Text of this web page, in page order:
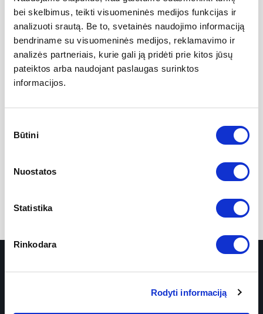
bei skelbimus, teikti visuomeninės medijos funkcijas ir
analizuoti srautą. Be to, svetainės naudojimo informaciją
bendriname su visuomeninės medijos, reklamavimo ir
analizės partneriais, kurie gali ją pridėti prie kitos jūsų
pateiktos arba naudojant paslaugas surinktos
informacijos.
pasirinkimas
Būtini
Nuostatos
Statistika
Rinkodara
Rodyti informaciją
FI CLINICA
Registruokis
konsultacijai arba
susisiek